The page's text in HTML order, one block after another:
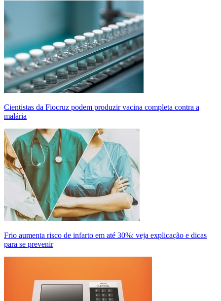
Cientistas da Fiocruz podem produzir vacina completa contra a
malária
Frio aumenta risco de infarto em até 30%: veja explicação e dicas
para se prevenir